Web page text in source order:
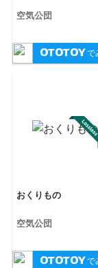
空気公団
で
おくりもの
空気公団
で